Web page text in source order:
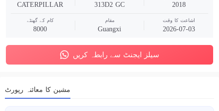
CATERPILLAR 313D2 GC 2018
کام کے گھنٹے
8000
مقام
Guangxi
اشاعت کا وقت
2026-07-03
سیلز ایجنٹ سے رابطہ کریں
مشین کا معائنہ رپورٹ